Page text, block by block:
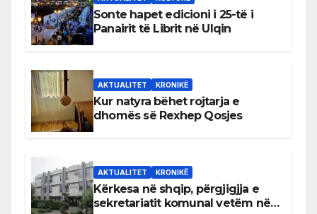
Sonte hapet edicioni i 25-të i
Panairit të Librit në Ulqin
AKTUALITET KRONIKË
Kur natyra bëhet rojtarja e
dhomës së Rexhep Qosjes
AKTUALITET KRONIKË
Kërkesa në shqip, përgjigjja e
sekretariatit komunal vetëm në